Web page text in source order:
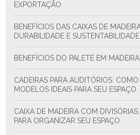
EXPORTAÇÃO
BENEFÍCIOS DAS CAIXAS DE MADEIRA NA EXPORTAÇÃO:
DURABILIDADE E SUSTENTABILIDADE
BENEFÍCIOS DO PALETE EM MADEIRA
CADEIRAS PARA AUDITÓRIOS: COMO ESCOLHER OS
MODELOS IDEAIS PARA SEU ESPAÇO
CAIXA DE MADEIRA COM DIVISÓRIAS: A SOLUÇÃO PRÁTICA
PARA ORGANIZAR SEU ESPAÇO